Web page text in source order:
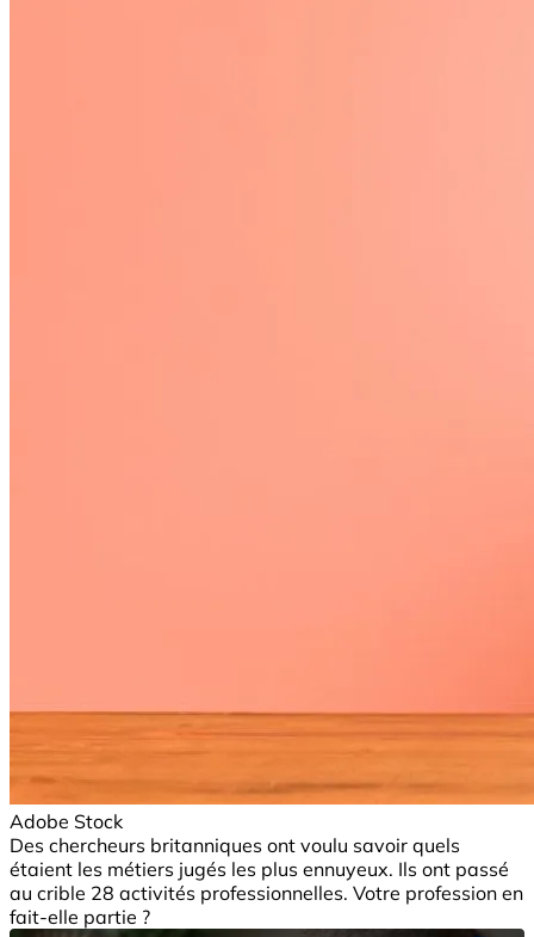
Adobe Stock
Des chercheurs britanniques ont voulu savoir quels
étaient les métiers jugés les plus ennuyeux. Ils ont passé
au crible 28 activités professionnelles. Votre profession en
fait-elle partie ?